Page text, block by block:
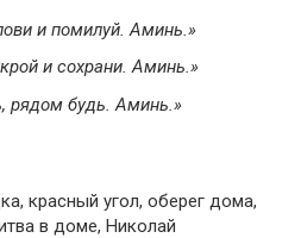
и помилуй. Аминь.»
и сохрани. Аминь.»
рядом будь. Аминь.»
красный угол, оберег дома,
в доме, Николай